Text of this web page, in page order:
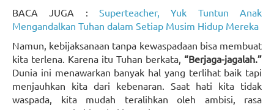
BACA JUGA : Superteacher, Yuk Tuntun Anak
Mengandalkan Tuhan dalam Setiap Musim Hidup Mereka
Namun, kebijaksanaan tanpa kewaspadaan bisa membuat
kita terlena. Karena itu Tuhan berkata, “Berjaga-jagalah.”
Dunia ini menawarkan banyak hal yang terlihat baik tapi
menjauhkan kita dari kebenaran. Saat hati kita tidak
waspada, kita mudah teralihkan oleh ambisi, rasa